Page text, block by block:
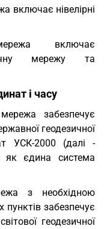
включає нівелірні
включає
мережу та
і часу
забезпечує
геодезичної
УСК-2000 (далі -
як єдина система
з необхідною
пунктів забезпечує
геодезичної